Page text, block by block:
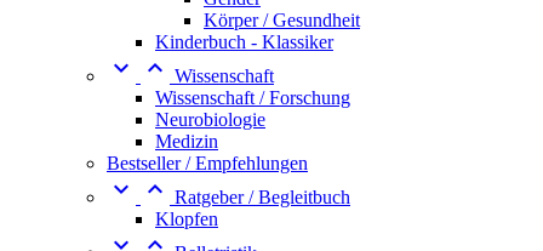
Körper / Gesundheit
Kinderbuch - Klassiker
  Wissenschaft
Wissenschaft / Forschung
Neurobiologie
Medizin
Bestseller / Empfehlungen
  Ratgeber / Begleitbuch
Klopfen
 